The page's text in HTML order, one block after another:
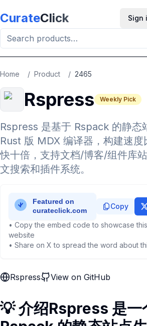
CurateClick Sign
Home / Product / 2465
Rspress Weekly Pick
Rspress 是基于 Rspack 的静态
Rust 版 MDX 编译器，构建速
快十倍，支持文档/博客/组件库
文搜索和插件系统。
Copy
• Copy the embed code to showcase
website
• Share on X to spread the word about
Rspress View on GitHub
💡 介绍Rspress 是一